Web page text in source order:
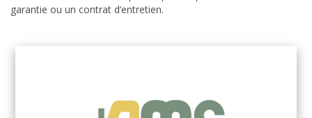
garantie ou un contrat d’entretien.